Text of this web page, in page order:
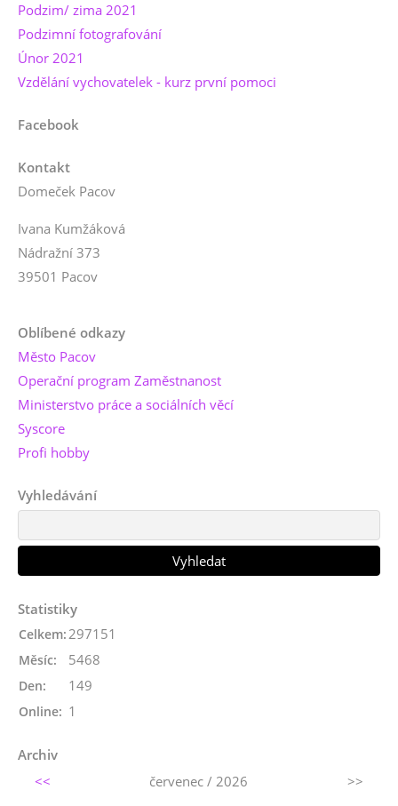
Podzim/ zima 2021
Podzimní fotografování
Únor 2021
Vzdělání vychovatelek - kurz první pomoci
Facebook
Kontakt
Domeček Pacov
Ivana Kumžáková
Nádražní 373
39501 Pacov
Oblíbené odkazy
Město Pacov
Operační program Zaměstnanost
Ministerstvo práce a sociálních věcí
Syscore
Profi hobby
Vyhledávání
Statistiky
Online: 1
Celkem: 297151
Měsíc: 5468
Den: 149
Archiv
<<
červenec / 2026 >>